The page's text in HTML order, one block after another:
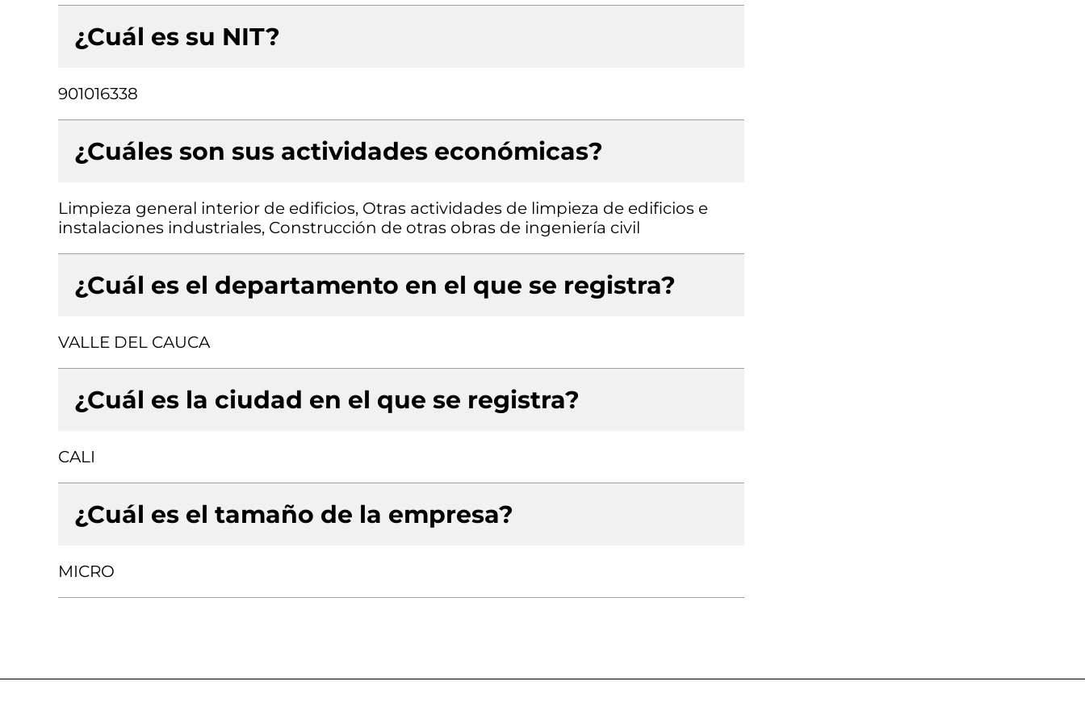
¿Cuál es su NIT?
901016338
¿Cuáles son sus actividades económicas?
Limpieza general interior de edificios, Otras actividades de limpieza de edificios e
instalaciones industriales, Construcción de otras obras de ingeniería civil
¿Cuál es el departamento en el que se registra?
VALLE DEL CAUCA
¿Cuál es la ciudad en el que se registra?
CALI
¿Cuál es el tamaño de la empresa?
MICRO